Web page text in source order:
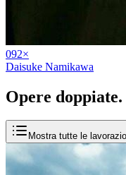
092×
Daisuke Namikawa
Opere doppiate.
Mostra tutte le